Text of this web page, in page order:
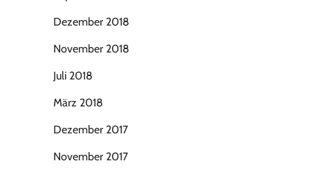
Dezember 2018
November 2018
Juli 2018
März 2018
Dezember 2017
November 2017